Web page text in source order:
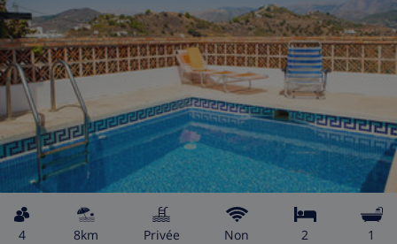
4 8km privée Non 2 1